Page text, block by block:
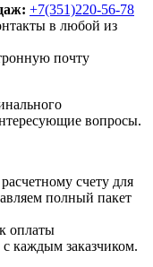
+7(351)220-56-78
в любой из
почту
вопросы.
счету для
полный пакет
оплаты
каждым заказчиком.